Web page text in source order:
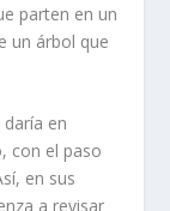
parten en un
un árbol que
en
con el paso
en sus
a revisar